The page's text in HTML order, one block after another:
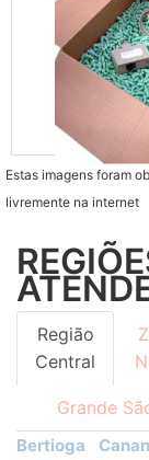
Estas imagens foram
livremente na internet
Região
Central
Grande
Bertioga